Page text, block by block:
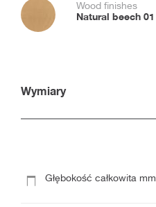
Wood finishes
Natural beech 01
Wymiary
Głębokość całkowita mm